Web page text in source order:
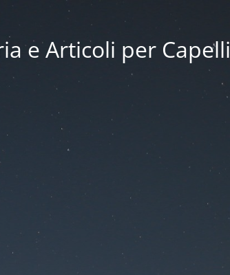
e Articoli per Capelli